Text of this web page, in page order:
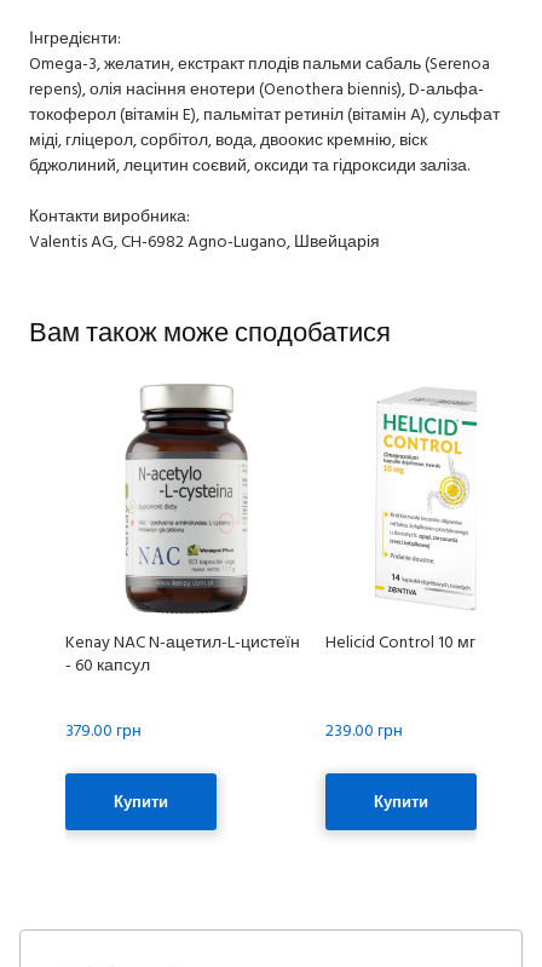
Інгредієнти:
Omega-3, желатин, екстракт плодів пальми сабаль (Serenoa
repens), олія насіння енотери (Oenothera biennis), D-альфа-
токоферол (вітамін E), пальмітат ретиніл (вітамін A), сульфат
міді, гліцерол, сорбітол, вода, двоокис кремнію, віск
бджолиний, лецитин соєвий, оксиди та гідроксиди заліза.
Контакти виробника:
Valentis AG, CH-6982 Agno-Lugano, Швейцарія
Вам також може сподобатися
Kenay NAC N-ацетил-L-цистеїн
- 60 капсул
379.00 грн
Купити
Helicid Control 10 мг - 14
239.00 грн
Купити